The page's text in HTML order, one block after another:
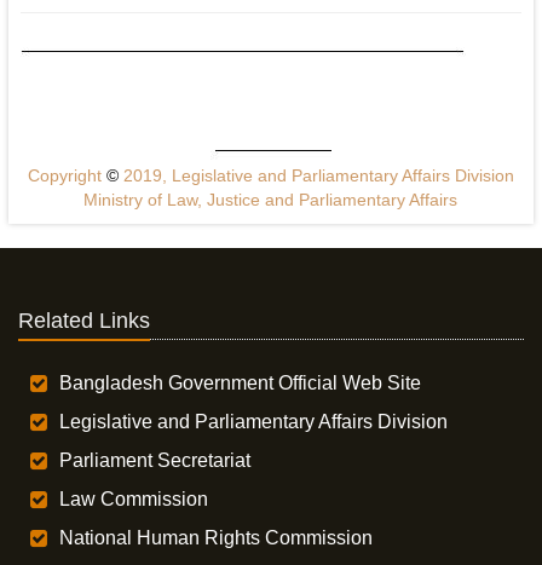
Copyright ©2019, Legislative and Parliamentary Affairs Division
Ministry of Law, Justice and Parliamentary Affairs
Related Links
Bangladesh Government Official Web Site
Legislative and Parliamentary Affairs Division
Parliament Secretariat
Law Commission
National Human Rights Commission